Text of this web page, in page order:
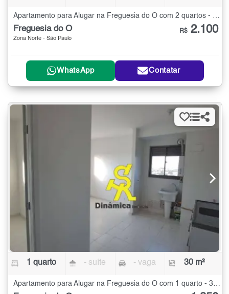
Apartamento para Alugar na Freguesia do Ó com 2 quartos - 34 m²
Freguesia do Ó
Zona Norte - São Paulo
R$ 2.100
WhatsApp Contatar
1 quarto - suíte - vaga 30 m²